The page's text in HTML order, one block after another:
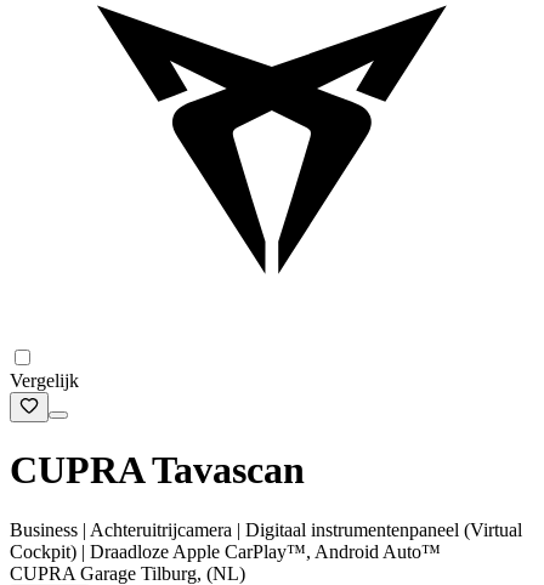
Vergelijk
CUPRA Tavascan
Business | Achteruitrijcamera | Digitaal instrumentenpaneel (Virtual
Cockpit) | Draadloze Apple CarPlay™, Android Auto™
CUPRA Garage Tilburg, (NL)